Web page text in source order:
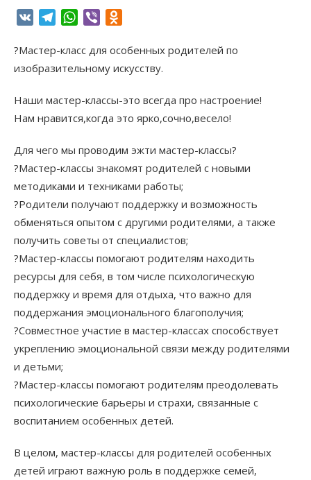
VK TelegramWhatsApp
Viber
?Мастер-класс для особенных родителей по
изобразительному искусству.
Наши мастер-классы-это всегда про настроение!
Нам нравится,когда это ярко,сочно,весело!
Для чего мы проводим эжти мастер-классы?
?Мастер-классы знакомят родителей с новыми
методиками и техниками работы;
?Родители получают поддержку и возможность
обменяться опытом с другими родителями, а также
получить советы от специалистов;
?Мастер-классы помогают родителям находить
ресурсы для себя, в том числе психологическую
поддержку и время для отдыха, что важно для
поддержания эмоционального благополучия;
?Совместное участие в мастер-классах способствует
укреплению эмоциональной связи между родителями
и детьми;
?Мастер-классы помогают родителям преодолевать
психологические барьеры и страхи, связанные с
воспитанием особенных детей.
В целом, мастер-классы для родителей особенных
детей играют важную роль в поддержке семей,